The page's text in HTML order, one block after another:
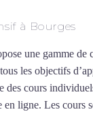
à Bourges
une gamme de
les objectifs
des cours
en ligne. Les cours